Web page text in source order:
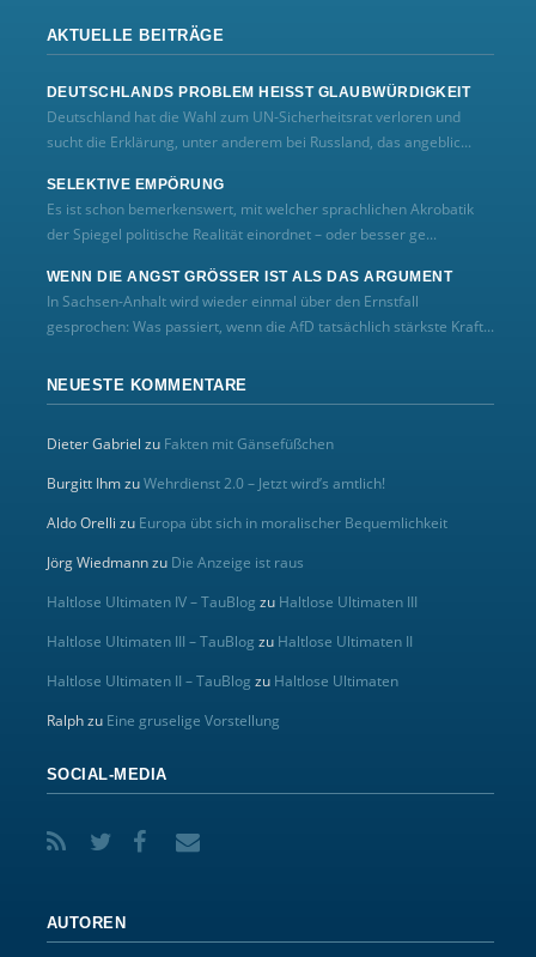
AKTUELLE BEITRÄGE
DEUTSCHLANDS PROBLEM HEISST GLAUBWÜRDIGKEIT
Deutschland hat die Wahl zum UN‑Sicherheitsrat verloren und
sucht die Erklärung, unter anderem bei Russland, das angeblic...
SELEKTIVE EMPÖRUNG
Es ist schon bemerkenswert, mit welcher sprachlichen Akrobatik
der Spiegel politische Realität einordnet – oder besser ge...
WENN DIE ANGST GRÖSSER IST ALS DAS ARGUMENT
In Sachsen-Anhalt wird wieder einmal über den Ernstfall
gesprochen: Was passiert, wenn die AfD tatsächlich stärkste Kraft...
NEUESTE KOMMENTARE
Dieter Gabriel zu Fakten mit Gänsefüßchen
Burgitt IhmzuWehrdienst 2.0 – Jetzt wird’s amtlich!
Aldo Orelli zu Europa übt sich in moralischer Bequemlichkeit
Jörg Wiedmannzu Die Anzeige ist raus
Haltlose Ultimaten IV – TauBlog zu Haltlose Ultimaten III
Haltlose Ultimaten III – TauBlog zu Haltlose Ultimaten II
Haltlose Ultimaten II – TauBlog zu Haltlose Ultimaten
Ralphzu Eine gruselige Vorstellung
SOCIAL-MEDIA
AUTOREN